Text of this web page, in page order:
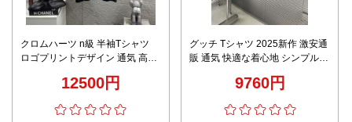
クロムハーツ n級 半袖Tシャツ
ロゴプリントデザイン 通気 高評
12500円
グッチ Tシャツ 2025新作 激安通
販 通気 快適な着心地 シンプルデ
リピ率 ブランド服コピー
9760円